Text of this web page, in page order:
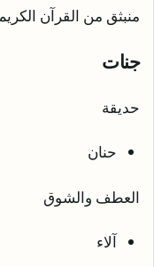
منبثق من القرآن
جنات
حديقة
حنان
العطف والشوق
آلاء